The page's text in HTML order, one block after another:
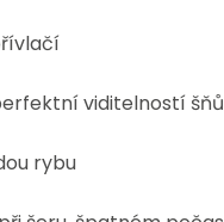
viditelností
rybu